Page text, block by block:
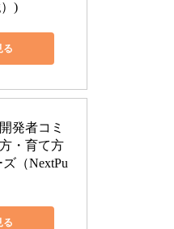
）)
る
発者コミ
・育て方
（NextPu
る